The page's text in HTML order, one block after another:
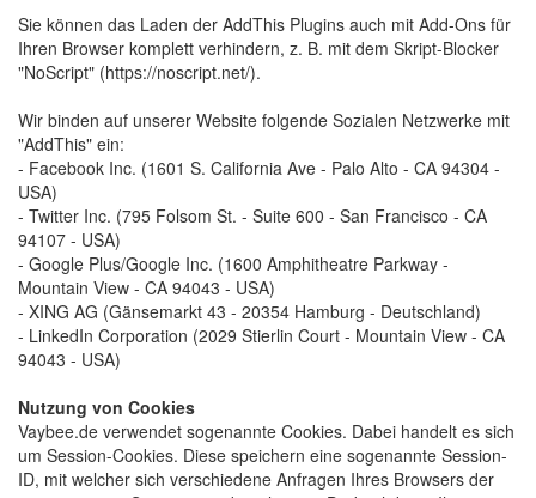
Sie können das Laden der AddThis Plugins auch mit Add-Ons für
Ihren Browser komplett verhindern, z. B. mit dem Skript-Blocker
"NoScript" (https://noscript.net/).
Wir binden auf unserer Website folgende Sozialen Netzwerke mit
"AddThis" ein:
- Facebook Inc. (1601 S. California Ave - Palo Alto - CA 94304 -
USA)
- Twitter Inc. (795 Folsom St. - Suite 600 - San Francisco - CA
94107 - USA)
- Google Plus/Google Inc. (1600 Amphitheatre Parkway -
Mountain View - CA 94043 - USA)
- XING AG (Gänsemarkt 43 - 20354 Hamburg - Deutschland)
- LinkedIn Corporation (2029 Stierlin Court - Mountain View - CA
94043 - USA)
Nutzung von Cookies
Vaybee.de verwendet sogenannte Cookies. Dabei handelt es sich
um Session-Cookies. Diese speichern eine sogenannte Session-
ID, mit welcher sich verschiedene Anfragen Ihres Browsers der